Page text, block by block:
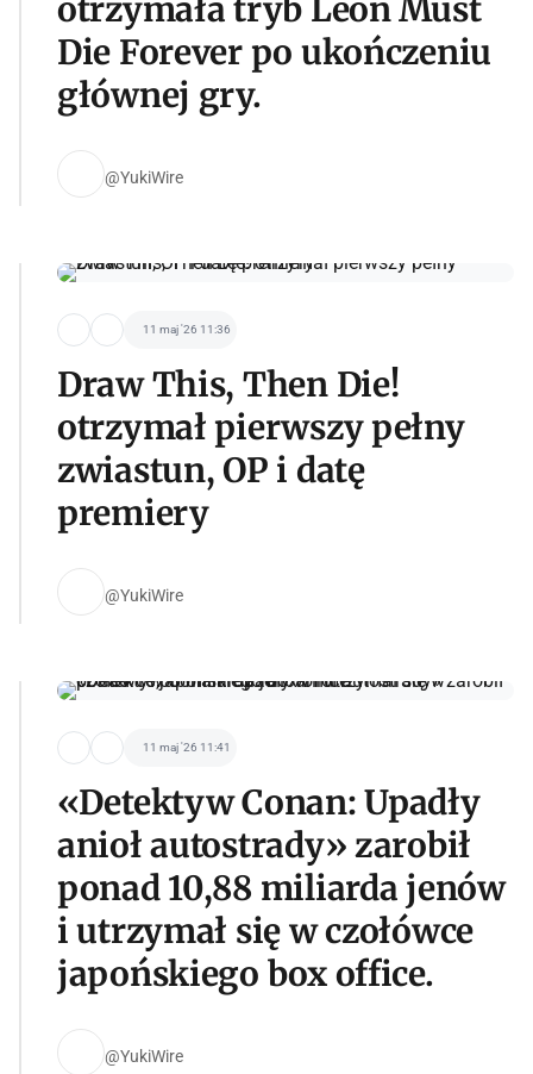
otrzymała tryb Leon Must
Die Forever po ukończeniu
głównej gry.
@YukiWire
11 maj '26 11:36
Draw This, Then Die!
otrzymał pierwszy pełny
zwiastun, OP i datę
premiery
@YukiWire
11 maj '26 11:41
«Detektyw Conan: Upadły
anioł autostrady» zarobił
ponad 10,88 miliarda jenów
i utrzymał się w czołówce
japońskiego box office.
@YukiWire